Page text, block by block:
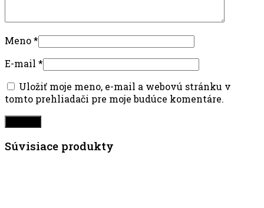
Meno*
E-mail *
Uložiť moje meno, e-mail a webovú stránku v
tomto prehliadači pre moje budúce komentáre.
Súvisiace produkty